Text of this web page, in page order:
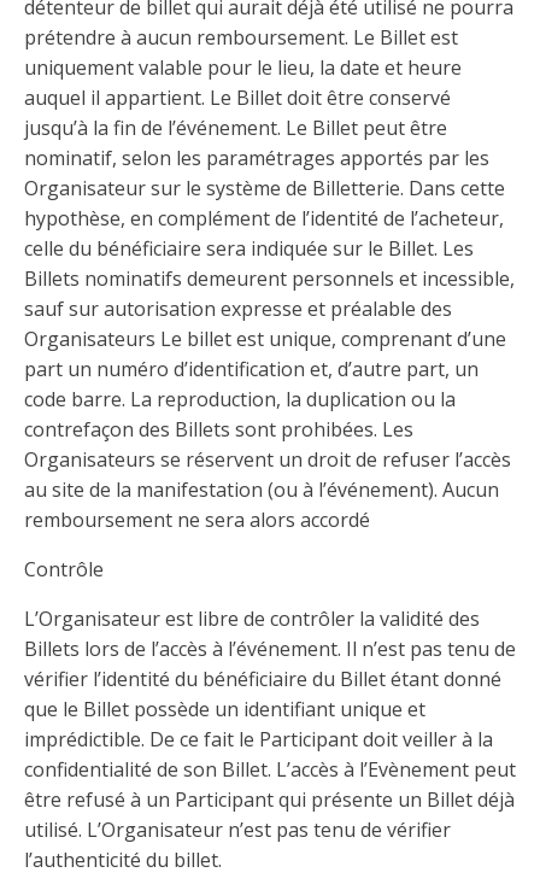
détenteur de billet qui aurait déjà été utilisé ne pourra
prétendre à aucun remboursement. Le Billet est
uniquement valable pour le lieu, la date et heure
auquel il appartient. Le Billet doit être conservé
jusqu’à la fin de l’événement. Le Billet peut être
nominatif, selon les paramétrages apportés par les
Organisateur sur le système de Billetterie. Dans cette
hypothèse, en complément de l’identité de l’acheteur,
celle du bénéficiaire sera indiquée sur le Billet. Les
Billets nominatifs demeurent personnels et incessible,
sauf sur autorisation expresse et préalable des
Organisateurs Le billet est unique, comprenant d’une
part un numéro d’identification et, d’autre part, un
code barre. La reproduction, la duplication ou la
contrefaçon des Billets sont prohibées. Les
Organisateurs se réservent un droit de refuser l’accès
au site de la manifestation (ou à l’événement). Aucun
remboursement ne sera alors accordé
Contrôle
L’Organisateur est libre de contrôler la validité des
Billets lors de l’accès à l’événement. Il n’est pas tenu de
vérifier l’identité du bénéficiaire du Billet étant donné
que le Billet possède un identifiant unique et
imprédictible. De ce fait le Participant doit veiller à la
confidentialité de son Billet. L’accès à l’Evènement peut
être refusé à un Participant qui présente un Billet déjà
utilisé. L’Organisateur n’est pas tenu de vérifier
l’authenticité du billet.